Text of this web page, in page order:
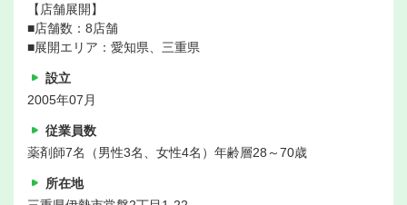
【店舗展開】
■店舗数：8店舗
■展開エリア：愛知県、三重県
設立
2005年07月
従業員数
薬剤師7名（男性3名、女性4名）年齢層28～70歳
所在地